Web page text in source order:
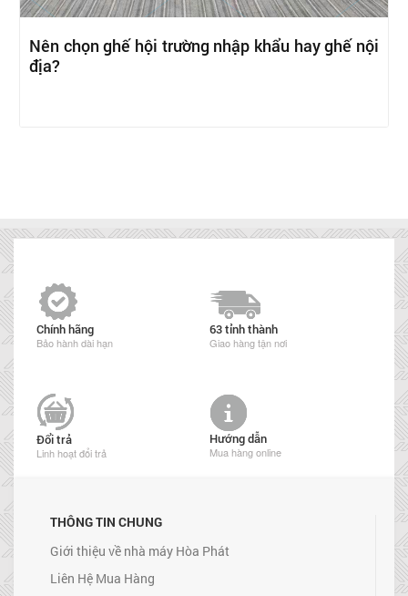
Nên chọn ghế hội trường nhập khẩu hay ghế nội
địa?
Chính hãng
Bảo hành dài hạn
63 tỉnh thành
Giao hàng tận nơi
Đổi trả
Linh hoạt đổi trả
Hướng dẫn
Mua hàng online
THÔNG TIN CHUNG
Giới thiệu về nhà máy Hòa Phát
Liên Hệ Mua Hàng